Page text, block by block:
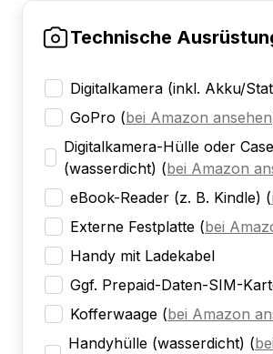
Technische
Digitalkamera (inkl. Akku/
GoPro (bei Amazon ansehen
Digitalkamera-Hülle oder Case
(wasserdicht) (bei Amazon
eBook-Reader (z. B. Kindle) (
Externe Festplatte (bei
Handy mit Ladekabel
Ggf. Prepaid-Daten-SIM-
Kofferwaage (bei Amazon
Handyhülle (wasserdicht) (